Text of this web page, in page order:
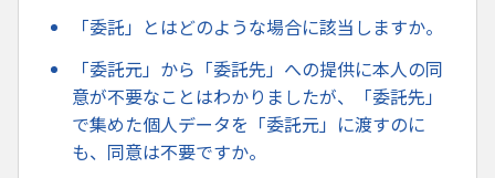
「委託」とはどのような場合に該当しますか。
「委託元」から「委託先」への提供に本人の同
意が不要なことはわかりましたが、「委託先」
で集めた個人データを「委託元」に渡すのに
も、同意は不要ですか。